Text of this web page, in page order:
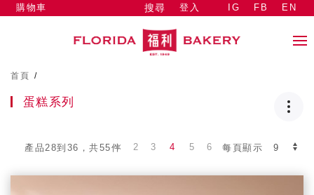
搜尋 登入
購物車 IG FB EN
首頁 /
蛋糕系列
產品28到36，共55件 每頁顯示
2 3 4 5 6